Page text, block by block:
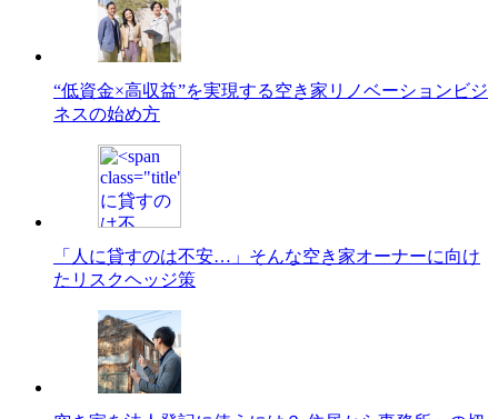
“低資金×高収益”を実現する空き家リノベーションビジ
ネスの始め方
「人に貸すのは不安…」そんな空き家オーナーに向け
たリスクヘッジ策